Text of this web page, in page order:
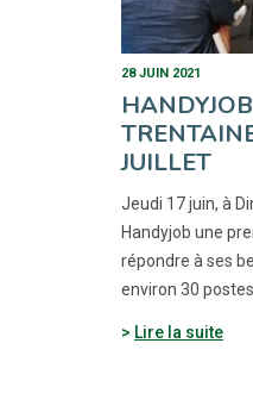
28 JUIN 2021
JUILLET
Jeudi 17 juin, à
Handyjob une
répondre à ses
environ 30
Lire la suite